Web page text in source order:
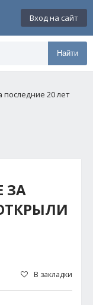
Вход на сайт
Найти
20 лет
ЗА
В закладки